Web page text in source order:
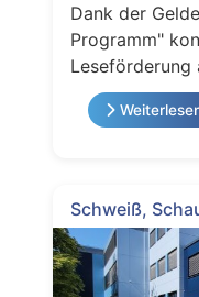
Dank der
Programm"
Leseförderung
Schweiß,